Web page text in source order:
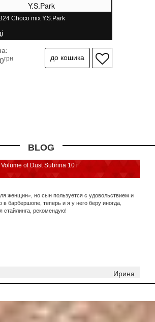
Y.S.Park
Choco mix Y.S.Park
грн
BLOG
of Dust Subrina 10 г
женщин», но сын пользуется с удовольствием и
в барбершопе, теперь и я у него беру иногда,
стайлинга, рекомендую!
Ирина